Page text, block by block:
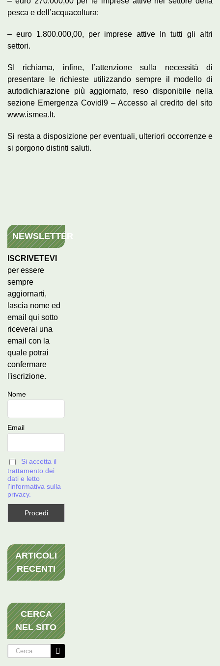
pesca e dell’acquacoltura;
– euro 1.800.000,00, per imprese attive In tutti gli altri
settori.
SI richiama, infine, l’attenzione sulla necessità di
presentare le richieste utilizzando sempre il modello di
autodichiarazione più aggiornato, reso disponibile nella
sezione Emergenza Covidl9 – Accesso al credito del sito
www.ismea.lt.
Si resta a disposizione per eventuali, ulteriori occorrenze e
si porgono distinti saluti.
NEWSLETTER
ISCRIVETEVI
per essere
sempre
aggiornarti,
lascia nome ed
email qui sotto
riceverai una
email con la
quale potrai
confermare
l'iscrizione.
Nome
Email
Si accetta il
trattamento dei
dati e letto
l'informativa sulla
privacy.
ARTICOLI
RECENTI
CERCA
NEL SITO
Cerca
per: